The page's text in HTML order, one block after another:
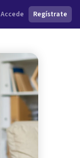
Accede Regístrate